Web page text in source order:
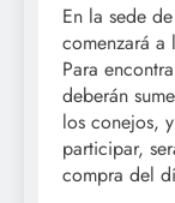
En la sede
comenzará
Para
deberán
los conejos,
participar,
compra del